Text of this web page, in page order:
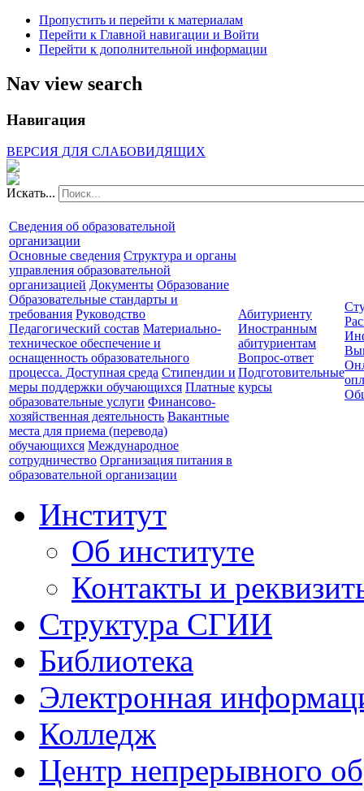
Пропустить и перейти к материалам
Перейти к Главной навигации и Войти
Перейти к дополнительной информации
Nav view search
Навигация
ВЕРСИЯ ДЛЯ СЛАБОВИДЯЩИХ
Искать...
Сведения об образовательной
организации
Основные сведения Структура и органы
управления образовательной
организацией Документы Образование
Образовательные стандарты и
требования Руководство
Педагогический состав Материально-
техническое обеспечение и
оснащенность образовательного
процесса. Доступная среда Стипендии и
меры поддержки обучающихся Платные
образовательные услуги Финансово-
хозяйственная деятельность Вакантные
места для приема (перевода)
обучающихся Международное
сотрудничество Организация питания в
образовательной организации
Абитуриенту
Иностранным
абитуриентам
Вопрос-ответ
Подготовительные
курсы
Институт
Об институте
Контакты и
Структура СГИИ
Библиотека
Электронная
Колледж
Центр непрерывного